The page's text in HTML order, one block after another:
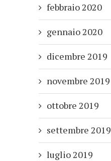
febbraio 2020
gennaio 2020
dicembre 2019
novembre 2019
ottobre 2019
settembre 2019
luglio 2019